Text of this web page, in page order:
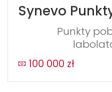
Synevo
Punkty
100 000 zł